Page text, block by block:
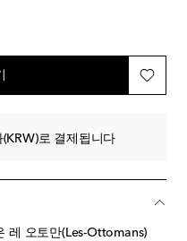
로 결제됩니다
레 오토만(Les-Ottomans)